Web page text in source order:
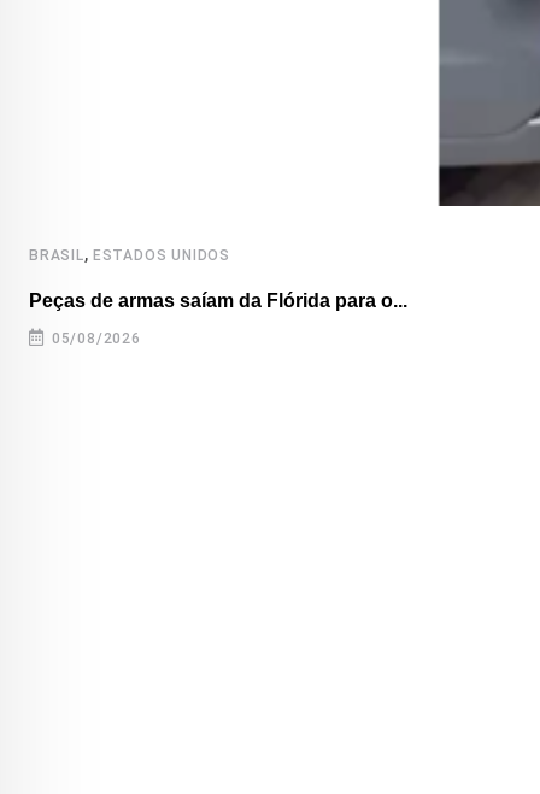
BRASIL, ESTADOS UNIDOS
Peças de armas saíam da Flórida para o...
05/08/2026